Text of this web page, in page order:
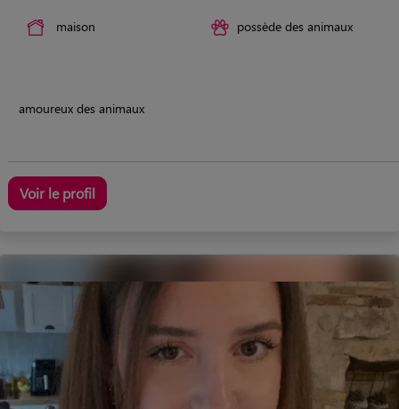
maison possède des animaux
amoureux des animaux
Voir le profil